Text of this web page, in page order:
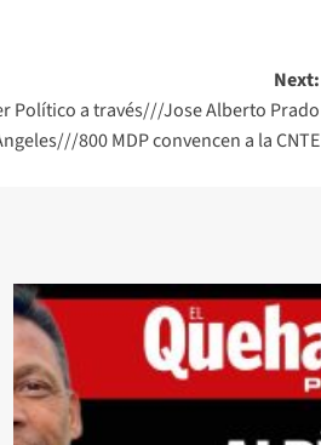
Next:
Político a través///Jose Alberto Prado
800 MDP convencen a la CNTE